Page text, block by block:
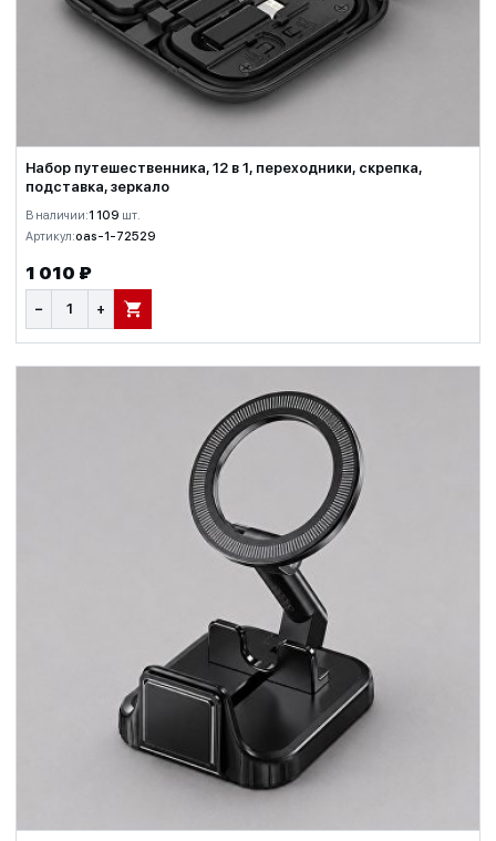
Набор путешественника, 12 в 1, переходники, скрепка,
подставка, зеркало
В наличии:1 109 шт.
Артикул:oas-1-72529
1 010 ₽
− + В КОРЗИНУ